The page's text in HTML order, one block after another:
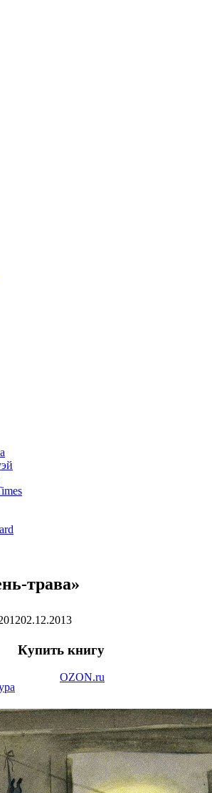
трава»
02.12.2013
Купить книгу
OZON.ru